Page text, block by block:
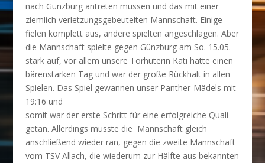
nach Günzburg antreten müssen und das mit einer
ziemlich verletzungsgebeutelten Mannschaft. Einige
fielen komplett aus, andere spielten angeschlagen. Aber
die Mannschaft spielte gegen Günzburg am So. 15.05.
stark auf, vor allem unsere Torhüterin Kati hatte einen
bärenstarken Tag und war der große Rückhalt in allen
Spielen. Das Spiel gewannen unser Panther-Mädels mit
19:16 und
somit war der erste Schritt für eine erfolgreiche Quali
getan. Allerdings musste die Mannschaft gleich
anschließend wieder ran, gegen die zweite Mannschaft
vom TSV Allach, die wiederum zur Hälfte aus bekannten